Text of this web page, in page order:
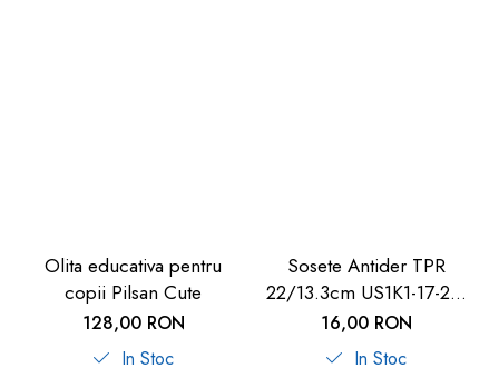
Olita educativa pentru
copii Pilsan Cute
128,00 RON
In Stoc
Sosete Antider TPR
22/13.3cm US1K1-17-22,
U-Grow
16,00 RON
In Stoc